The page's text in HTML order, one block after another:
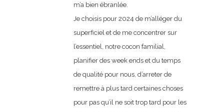
m’a bien ébranlée.
Je choisis pour 2024 de m’alléger du
superficiel et de me concentrer sur
l’essentiel, notre cocon familial,
planifier des week ends et du temps
de qualité pour nous, d’arreter de
remettre à plus tard certaines choses
pour pas qu’il ne soit trop tard pour les